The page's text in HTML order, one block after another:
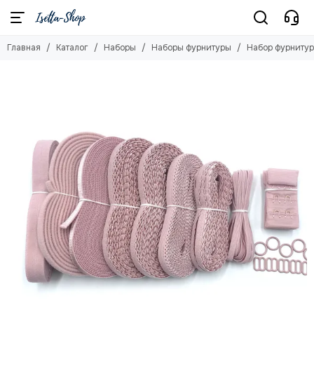
Наборы
Бюстгальтер + трусы из эластичной сетки
Бюстгальтер + трусы из кружева
Наборы фурнитуры
Наборы материалов
Главная Каталог Наборы Наборы фурнитуры Набор